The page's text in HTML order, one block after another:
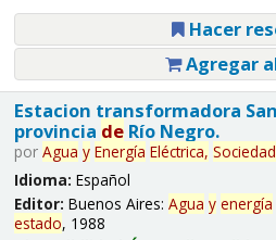
Hacer
Agregar
Estacion transformadora
provincia deRío Negro.
por Agua y Energía Eléctrica, Sociedad
Idioma: Español
Editor: Buenos Aires: Agua y energía
estado, 1988